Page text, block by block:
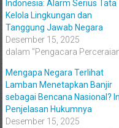
Indonesia: Alarm Serius Tata
Kelola Lingkungan dan
Tanggung Jawab Negara
Desember 15, 2025
dalam "Pengacara
Mengapa Negara Terlihat
Lamban Menetapkan Banjir
sebagai Bencana Nasional?
Penjelasan Hukumnya
Desember 15, 2025